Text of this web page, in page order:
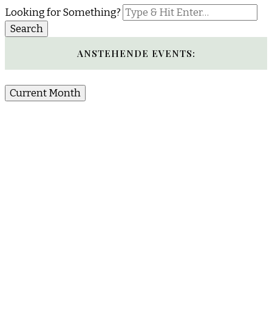
Looking for Something?
ANSTEHENDE EVENTS:
Current Month